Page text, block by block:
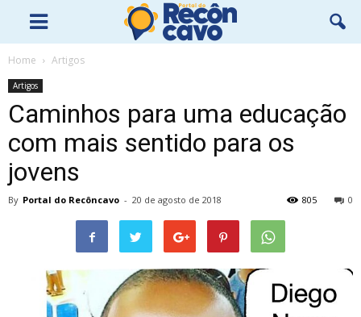
Home Artigos
Artigos
Caminhos para uma educação
com mais sentido para os
jovens
By Portal do Recôncavo - 20 de agosto de 2018 0
805